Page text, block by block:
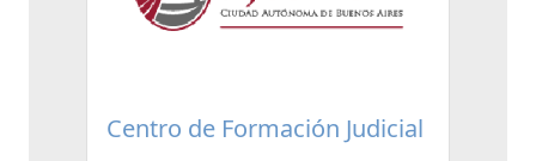
Centro de Formación Judicial